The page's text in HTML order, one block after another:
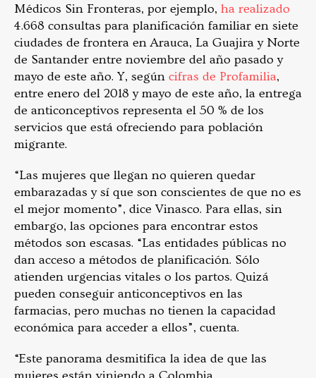
Médicos Sin Fronteras, por ejemplo, ha realizado
4.668 consultas para planificación familiar en siete
ciudades de frontera en Arauca, La Guajira y Norte
de Santander entre noviembre del año pasado y
mayo de este año. Y, según cifras de Profamilia,
entre enero del 2018 y mayo de este año, la entrega
de anticonceptivos representa el 50 % de los
servicios que está ofreciendo para población
migrante.
“Las mujeres que llegan no quieren quedar
embarazadas y sí que son conscientes de que no es
el mejor momento”, dice Vinasco. Para ellas, sin
embargo, las opciones para encontrar estos
métodos son escasas. “Las entidades públicas no
dan acceso a métodos de planificación. Sólo
atienden urgencias vitales o los partos. Quizá
pueden conseguir anticonceptivos en las
farmacias, pero muchas no tienen la capacidad
económica para acceder a ellos”, cuenta.
“Este panorama desmitifica la idea de que las